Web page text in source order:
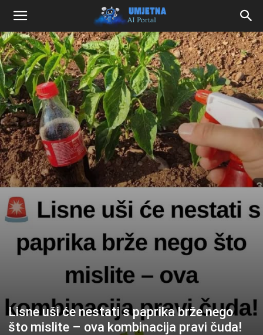
Lisne uši će nestati s paprika brže nego
što mislite – ova kombinacija pravi čuda!